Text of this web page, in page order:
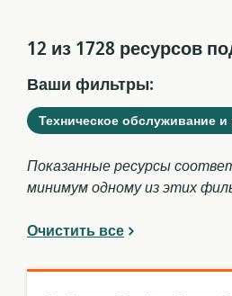
12 из 1728 ресурсов
Ваши фильтры:
Удалить
Техническое обслуживание и
Показанные ресурсы
минимум одному из этих
Очистить все